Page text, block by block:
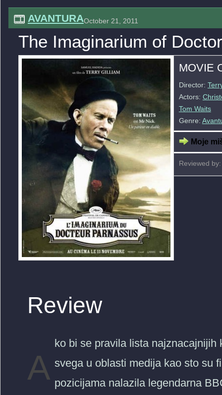
AVANTURAOctober 21, 2011
The Imaginarium of
MOVIE
Director:
Actors:
Tom Waits
Genre:
Moje
Reviewed
Review
A
ko bi se pravila lista
svega u oblasti medija kao sto su
pozicijama nalazila legendarna